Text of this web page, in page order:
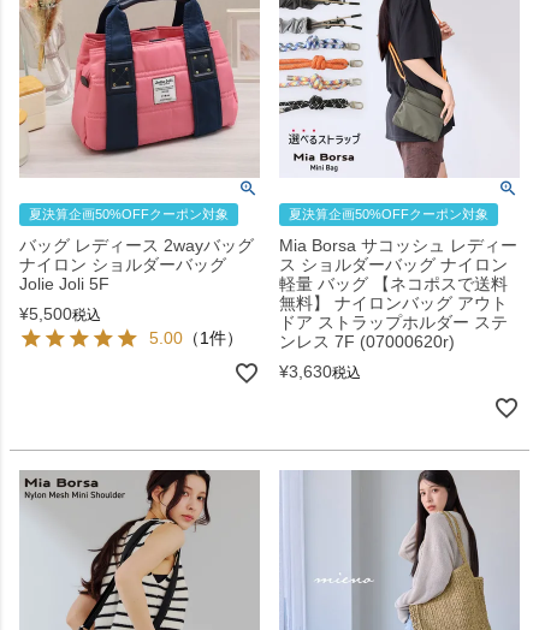
夏決算企画50%OFFクーポン対象
バッグ レディース 2wayバッグ
ナイロン ショルダーバッグ
Jolie Joli 5F
¥5,500税込
5.00 （1件）
夏決算企画50%OFFクーポン対象
Mia Borsa サコッシュ レディー
ス ショルダーバッグ ナイロン
軽量 バッグ 【ネコポスで送料
無料】 ナイロンバッグ アウト
ドア ストラップホルダー ステ
ンレス 7F (07000620r)
¥3,630税込